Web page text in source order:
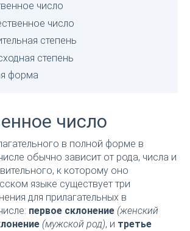
число
число
степень
степень
форма
число
в полной форме в
обычно зависит от рода, числа и
к которому оно
языке существует три
для прилагательных в
первое склонение (женский
(мужской род), и третье